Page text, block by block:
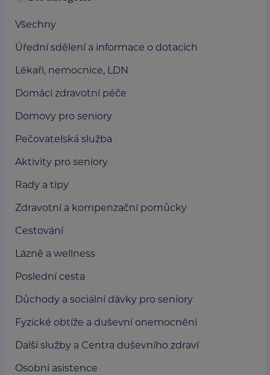
Všechny
Úřední sdělení a informace o dotacích
Lékaři, nemocnice, LDN
Domácí zdravotní péče
Domovy pro seniory
Pečovatelská služba
Aktivity pro seniory
Rady a tipy
Zdravotní a kompenzační pomůcky
Cestování
Lázně a wellness
Poslední cesta
Důchody a sociální dávky pro seniory
Fyzické obtíže a duševní onemocnění
Další služby a Centra duševního zdraví
Osobní asistence